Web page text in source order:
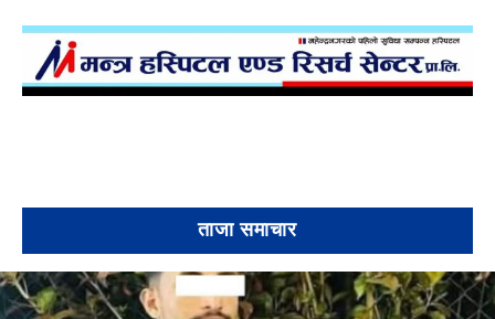
ताजा समाचार